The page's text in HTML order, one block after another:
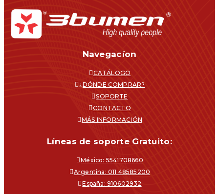
Navegacíon
CATÁLOGO
¿DÓNDE COMPRAR?
SOPORTE
CONTACTO
MÁS INFORMACIÓN
Líneas de soporte Gratuito:
México: 5541708660
Argentina: 011 48585200
España: 910602932